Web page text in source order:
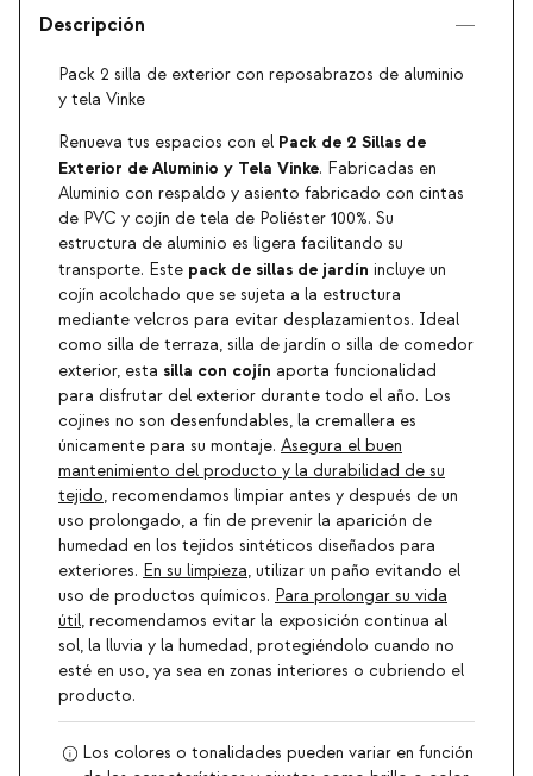
Descripción
Pack 2 silla de exterior con reposabrazos de aluminio
y tela Vinke
Renueva tus espacios con el Pack de 2 Sillas de
Exterior de Aluminio y Tela Vinke. Fabricadas en
Aluminio con respaldo y asiento fabricado con cintas
de PVC y cojín de tela de Poliéster 100%. Su
estructura de aluminio es ligera facilitando su
transporte. Este pack de sillas de jardín incluye un
cojín acolchado que se sujeta a la estructura
mediante velcros para evitar desplazamientos. Ideal
como silla de terraza, silla de jardín o silla de comedor
exterior, esta silla con cojín aporta funcionalidad
para disfrutar del exterior durante todo el año. Los
cojines no son desenfundables, la cremallera es
únicamente para su montaje. Asegura el buen
mantenimiento del producto y la durabilidad de su
tejido, recomendamos limpiar antes y después de un
uso prolongado, a fin de prevenir la aparición de
humedad en los tejidos sintéticos diseñados para
exteriores. En su limpieza, utilizar un paño evitando el
uso de productos químicos. Para prolongar su vida
útil, recomendamos evitar la exposición continua al
sol, la lluvia y la humedad, protegiéndolo cuando no
esté en uso, ya sea en zonas interiores o cubriendo el
producto.
Los colores o tonalidades pueden variar en función